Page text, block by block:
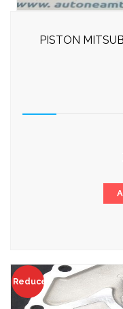
PISTON
Reduceri!